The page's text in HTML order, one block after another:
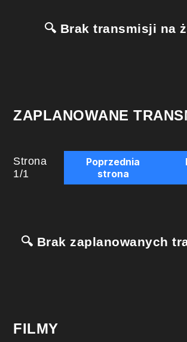
🔍 Brak transmisji na
ZAPLANOWANE
Strona
1/1
Poprzednia
strona
🔍 Brak zaplanowanych
FILMY